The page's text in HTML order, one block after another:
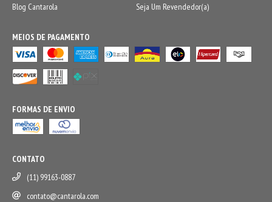
Blog Cantarola Seja Um Revendedor(a)
MEIOS DE PAGAMENTO
FORMAS DE ENVIO
CONTATO
(11) 99163-0887
contato@cantarola.com